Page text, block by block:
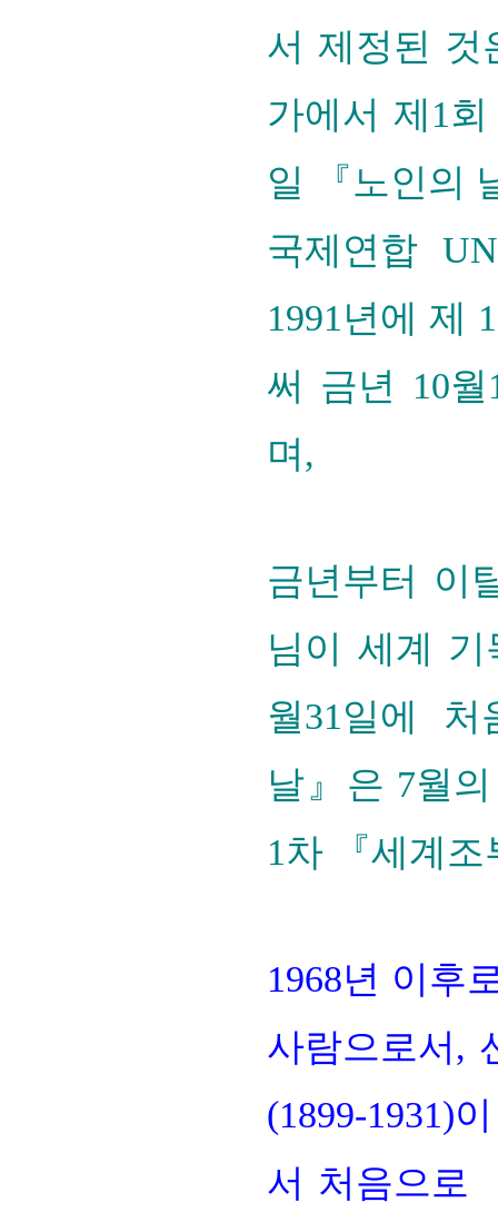
서 제정된 것
가에서 제1
일 『노인의
국제연합
1991년에 제
써 금년 10
며,
금년부터 이
님 이 세계 기
월31일에
날』은 7월
1차 『세계
1968년 이후
사람으로서,
(1899-1931)
서 처음으로